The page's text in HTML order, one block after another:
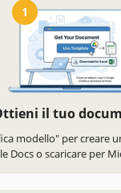
1
il tuo
modello" per creare
Docs o scaricare per